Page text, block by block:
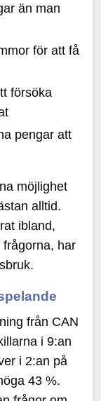
än man
för att få
försöka
pengar att
möjlighet
alltid.
ibland,
har
från CAN
i 9:an
i 2:an på
43 %.